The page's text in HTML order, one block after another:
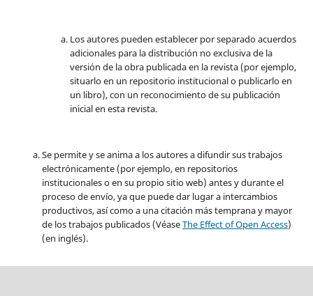
Los autores pueden establecer por separado acuerdos
adicionales para la distribución no exclusiva de la
versión de la obra publicada en la revista (por ejemplo,
situarlo en un repositorio institucional o publicarlo en
un libro), con un reconocimiento de su publicación
inicial en esta revista.
Se permite y se anima a los autores a difundir sus trabajos
electrónicamente (por ejemplo, en repositorios
institucionales o en su propio sitio web) antes y durante el
proceso de envío, ya que puede dar lugar a intercambios
productivos, así como a una citación más temprana y mayor
de los trabajos publicados (VéaseThe Effect of Open Access)
(en inglés).